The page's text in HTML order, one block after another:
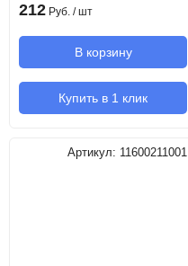
212 Руб. / шт
В корзину
Купить в 1 клик
Артикул: 11600211001